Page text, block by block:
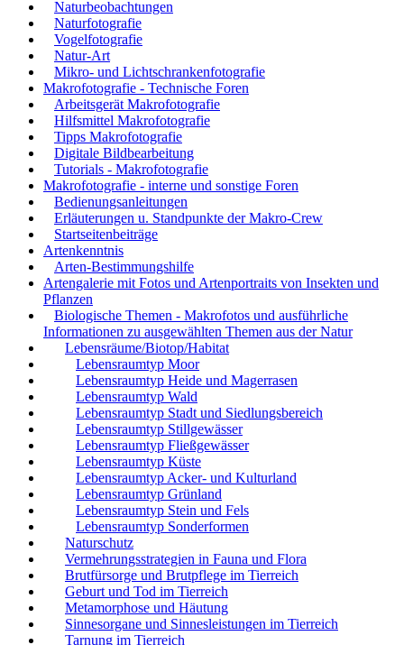
Naturbeobachtungen
Naturfotografie
Vogelfotografie
Natur-Art
Mikro- und Lichtschrankenfotografie
Makrofotografie - Technische Foren
Arbeitsgerät Makrofotografie
Hilfsmittel Makrofotografie
Tipps Makrofotografie
Digitale Bildbearbeitung
Tutorials - Makrofotografie
Makrofotografie - interne und sonstige Foren
Bedienungsanleitungen
Erläuterungen u. Standpunkte der Makro-Crew
Startseitenbeiträge
Artenkenntnis
Arten-Bestimmungshilfe
Artengalerie mit Fotos und Artenportraits von Insekten und
Pflanzen
Biologische Themen - Makrofotos und ausführliche
Informationen zu ausgewählten Themen aus der Natur
Lebensräume/Biotop/Habitat
Lebensraumtyp Moor
Lebensraumtyp Heide und Magerrasen
Lebensraumtyp Wald
Lebensraumtyp Stadt und Siedlungsbereich
Lebensraumtyp Stillgewässer
Lebensraumtyp Fließgewässer
Lebensraumtyp Küste
Lebensraumtyp Acker- und Kulturland
Lebensraumtyp Grünland
Lebensraumtyp Stein und Fels
Lebensraumtyp Sonderformen
Naturschutz
Vermehrungsstrategien in Fauna und Flora
Brutfürsorge und Brutpflege im Tierreich
Geburt und Tod im Tierreich
Metamorphose und Häutung
Sinnesorgane und Sinnesleistungen im Tierreich
Tarnung im Tierreich